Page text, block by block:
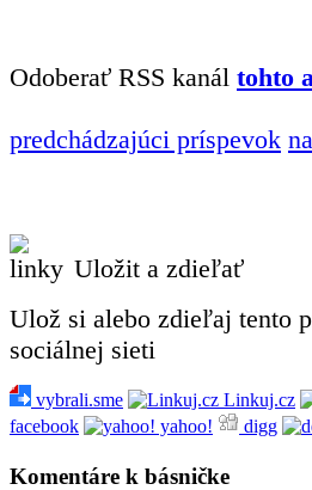
Odoberať RSS kanál tohto
predchádzajúci príspevok
Uložit a zdieľať
Ulož si alebo zdieľaj tento
sociálnej sieti
vybrali.sme Linkuj.cz
facebook
yahoo! digg
Komentáre k básničke